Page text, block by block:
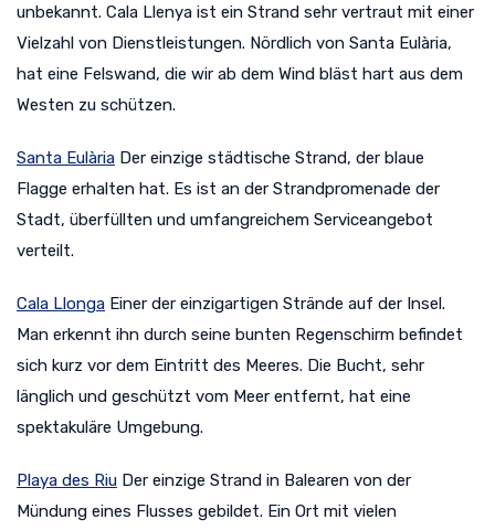
unbekannt. Cala Llenya ist ein Strand sehr vertraut mit einer
Vielzahl von Dienstleistungen. Nördlich von Santa Eulària,
hat eine Felswand, die wir ab dem Wind bläst hart aus dem
Westen zu schützen.
Santa Eulària Der einzige städtische Strand, der blaue
Flagge erhalten hat. Es ist an der Strandpromenade der
Stadt, überfüllten und umfangreichem Serviceangebot
verteilt.
Cala Llonga Einer der einzigartigen Strände auf der Insel.
Man erkennt ihn durch seine bunten Regenschirm befindet
sich kurz vor dem Eintritt des Meeres. Die Bucht, sehr
länglich und geschützt vom Meer entfernt, hat eine
spektakuläre Umgebung.
Playa des Riu Der einzige Strand in Balearen von der
Mündung eines Flusses gebildet. Ein Ort mit vielen